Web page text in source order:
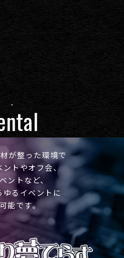
が整った環境で
ントやオフ会、
ントなど、
ゆるイベントに
能です。